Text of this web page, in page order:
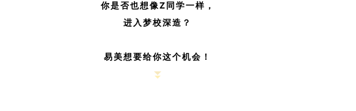
你是否也想像Z同学一样，
进入梦校深造？
易美想要给你这个机会！